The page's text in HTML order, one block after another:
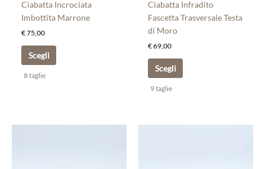
Ciabatta Incrociata
Imbottita Marrone
€75,00
Scegli
pagina
8 taglie
Ciabatta Infradito
Fascetta Trasversale Testa
di Moro
€69,00
Scegli
pagina
9 taglie